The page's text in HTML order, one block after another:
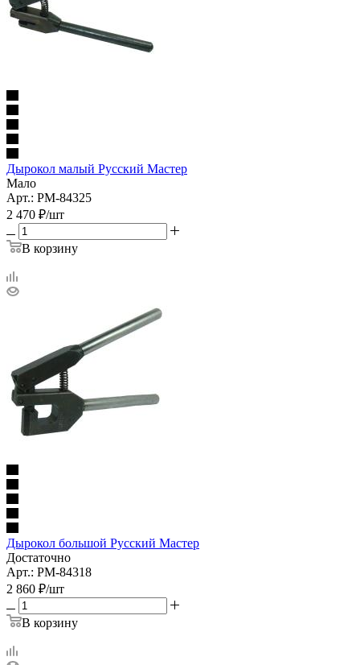
Дырокол малый Русский Мастер
Мало
Арт.: РМ-84325
2 470 ₽/шт
В корзину
Дырокол большой Русский Мастер
Достаточно
Арт.: РМ-84318
2 860 ₽/шт
В корзину